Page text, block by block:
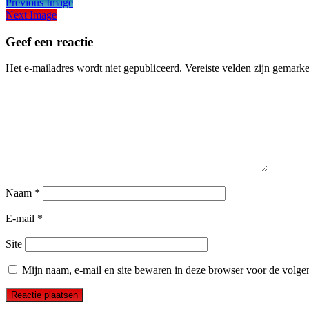
Next Image
Geef een reactie
Het e-mailadres wordt niet gepubliceerd. Vereiste velden zijn
Naam *
E-mail *
Site
Mijn naam, e-mail en site bewaren in deze browser voor de